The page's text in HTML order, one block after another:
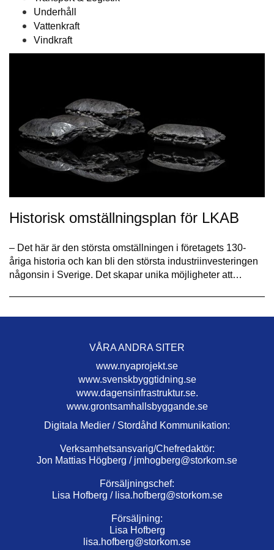
Underhåll
Vattenkraft
Vindkraft
Historisk omställningsplan för LKAB
– Det här är den största omställningen i företagets 130-
åriga historia och kan bli den största industriinvesteringen
någonsin i Sverige. Det skapar unika möjligheter att…
VÅRA ANDRA SITER
www.nyaprojekt.se
www.svenskbyggtidning.se
www.dagensinfrastruktur.se.
www.grontsamhallsbyggande.se
Digitala Medier / Stordåhd Kommunikation:
Verksamhetsansvarig/Chefredaktör:
Jon Mattias Högberg / jmhogberg@storkom.se
Försäljningschef:
Lisa Hofberg / lisa.hofberg@storkom.se
Försäljning:
Lisa Hofberg
lisa.hofberg@storkom.se